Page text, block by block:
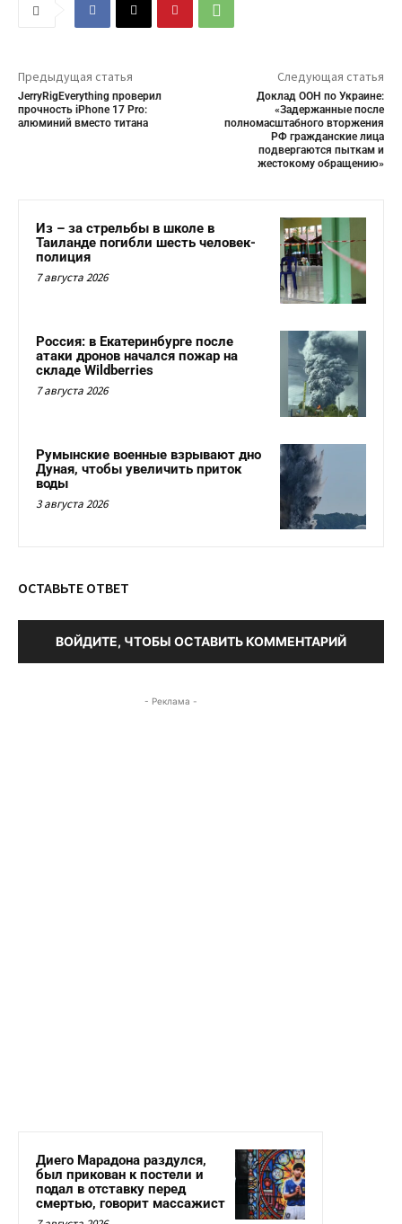
Предыдущая статья
JerryRigEverything проверил
прочность iPhone 17 Pro:
алюминий вместо титана
Следующая статья
Доклад ООН по Украине:
«Задержанные после
полномасштабного вторжения
РФ гражданские лица
подвергаются пыткам и
жестокому обращению»
Из – за стрельбы в школе в
Таиланде погибли шесть человек-
полиция
7 августа 2026
Россия: в Екатеринбурге после
атаки дронов начался пожар на
складе Wildberries
7 августа 2026
Румынские военные взрывают дно
Дуная, чтобы увеличить приток
воды
3 августа 2026
ОСТАВЬТЕ ОТВЕТ
ВОЙДИТЕ, ЧТОБЫ ОСТАВИТЬ КОММЕНТАРИЙ
- Реклама -
Диего Марадона раздулся,
был прикован к постели и
подал в отставку перед
смертью, говорит массажист